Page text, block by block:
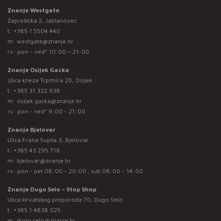
Znanje Westgate
Zaprešićka 2, Jablanovec
t: +385 1 5504 440
m: westgate@znanje.hr
rv: pon – ned* 10:00 – 21:00
Znanje Osijek Gacka
Ulica kneza Trpimira 20, Osijek
t: +385 31 322 938
m: osijek.gacka@znanje.hr
rv: pon - ned* 9:00 - 21:00
Znanje Bjelovar
Ulica Frana Supila 3, Bjelovar
t: +385 43 295 718
m: bjelovar@znanje.hr
rv: pon - pet 08:00 - 20:00 ; sub 08:00 - 14:00
Znanje Dugo Selo – Stop Shop
Ulica Hrvatskog preporoda 70, Dugo Selo
t: +385 1 4838 025